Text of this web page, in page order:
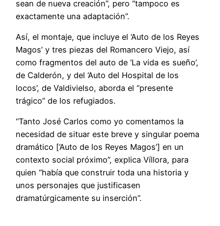
sean de nueva creación”, pero “tampoco es
exactamente una adaptación”.
Así, el montaje, que incluye el ‘Auto de los Reyes
Magos’ y tres piezas del Romancero Viejo, así
como fragmentos del auto de ‘La vida es sueño’,
de Calderón, y del ‘Auto del Hospital de los
locos’, de Valdivielso, aborda el “presente
trágico” de los refugiados.
“Tanto José Carlos como yo comentamos la
necesidad de situar este breve y singular poema
dramático [‘Auto de los Reyes Magos’] en un
contexto social próximo”, explica Víllora, para
quien “había que construir toda una historia y
unos personajes que justificasen
dramatúrgicamente su inserción”.